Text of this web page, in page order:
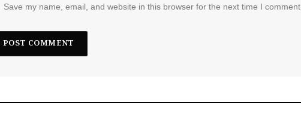
Save my name, email, and website in this browser for the next time I comment.